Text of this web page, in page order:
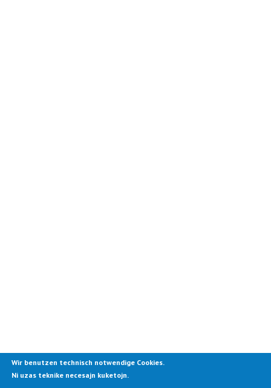
Wir benutzen technisch notwendige Cookies.
Ni uzas teknike necesajn kuketojn.